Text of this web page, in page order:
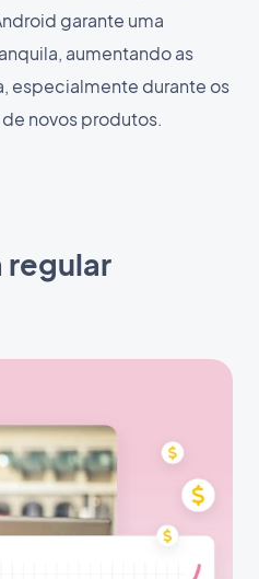
garante uma
aumentando as
especialmente durante os
novos produtos.
regular